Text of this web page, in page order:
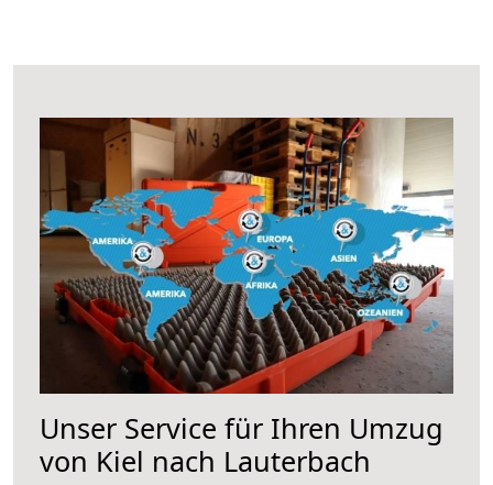
Unser Service für Ihren Umzug
von Kiel nach Lauterbach